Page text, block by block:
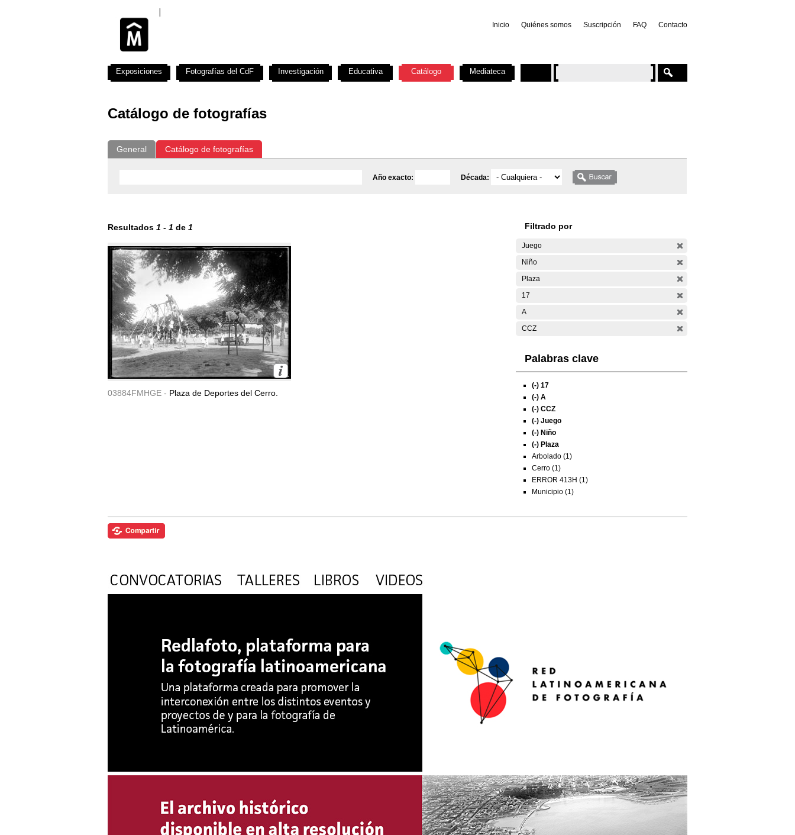
Inicio Quiénes somos Suscripción FAQ Contacto
Catálogo de fotografías
General Catálogo de fotografías
Año exacto: Década:
Resultados 1 - 1 de 1
03884FMHGE - Plaza de Deportes del Cerro.
Filtrado por
Juego
Niño
Plaza
17
A
CCZ
Palabras clave
(-) 17
(-) A
(-) CCZ
(-) Juego
(-) Niño
(-) Plaza
Arbolado (1)
Cerro (1)
ERROR 413H (1)
Municipio (1)
Exposiciones Fotografías del CdF Investigación Educativa Catálogo Mediateca